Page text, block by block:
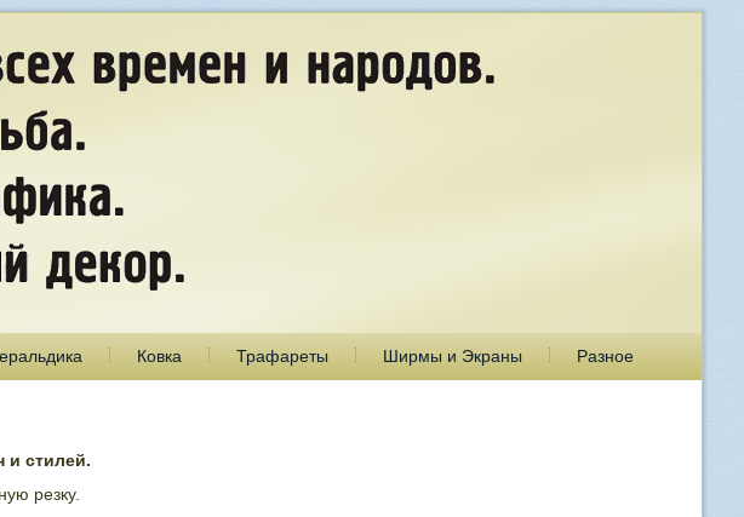
Ковка Трафареты Ширмы и Экраны Разное
и стилей.
резку.